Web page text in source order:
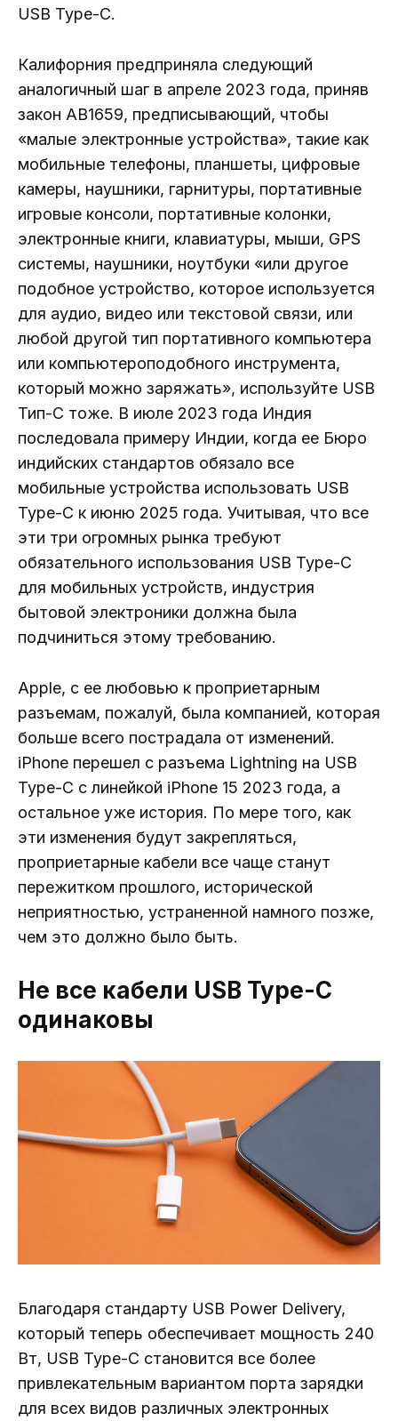
USB Type-C.
Калифорния предприняла следующий
аналогичный шаг в апреле 2023 года, приняв
закон AB1659, предписывающий, чтобы
«малые электронные устройства», такие как
мобильные телефоны, планшеты, цифровые
камеры, наушники, гарнитуры, портативные
игровые консоли, портативные колонки,
электронные книги, клавиатуры, мыши, GPS
системы, наушники, ноутбуки «или другое
подобное устройство, которое используется
для аудио, видео или текстовой связи, или
любой другой тип портативного компьютера
или компьютероподобного инструмента,
который можно заряжать», используйте USB
Тип-С тоже. В июле 2023 года Индия
последовала примеру Индии, когда ее Бюро
индийских стандартов обязало все
мобильные устройства использовать USB
Type-C к июню 2025 года. Учитывая, что все
эти три огромных рынка требуют
обязательного использования USB Type-C
для мобильных устройств, индустрия
бытовой электроники должна была
подчиниться этому требованию.
Apple, с ее любовью к проприетарным
разъемам, пожалуй, была компанией, которая
больше всего пострадала от изменений.
iPhone перешел с разъема Lightning на USB
Type-C с линейкой iPhone 15 2023 года, а
остальное уже история. По мере того, как
эти изменения будут закрепляться,
проприетарные кабели все чаще станут
пережитком прошлого, исторической
неприятностью, устраненной намного позже,
чем это должно было быть.
Не все кабели USB Type-C
одинаковы
Благодаря стандарту USB Power Delivery,
который теперь обеспечивает мощность 240
Вт, USB Type-C становится все более
привлекательным вариантом порта зарядки
для всех видов различных электронных